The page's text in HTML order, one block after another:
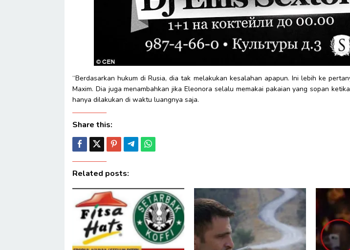
“Berdasarkan hukum di Rusia, dia tak melakukan kesalahan apapun. Ini lebih ke
Maxim. Dia juga menambahkan jika Eleonora selalu memakai pakaian yang sopan
hanya dilakukan di waktu luangnya saja.
Share this:
Related posts: